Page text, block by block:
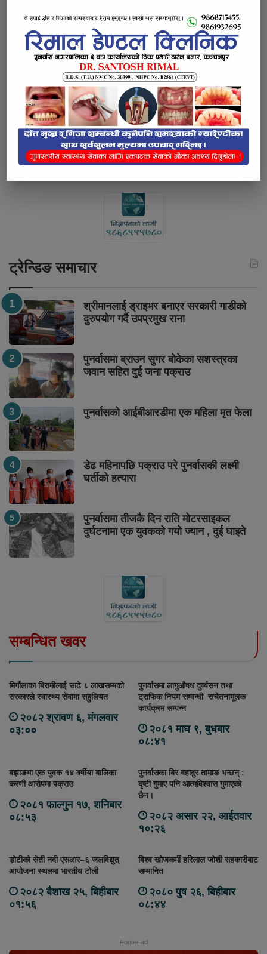
कैलालीमा एकैदिन तीन जना मृत फेला
कैलालीमा एकैदिन तीन जना मृत फेला
ट्याङ्करबाट पेट्रोल चोरी गरी बिक्री गर्ने सात
जना पक्राउ
ट्रेन्डिङ समाचार
श्रीमानलाई ड्राइभर बनाएर सरकारी गाडीको
दुरुपयोग गर्दै उपप्रमुख राना
पुनर्वासमा ब्राउन सुगर बोकेका सशस्त्रका
जवान सहित दुई जना पक्राउ
पुनर्वासको आईबीआरडीमा एक महिला मृत फेला
डेढ महिनापछि पक्राउ परे पुनर्वासकी लक्ष्मी
घर्तीको हत्यारा
पुनर्वासमा तीजकै दिन राति मोटरसाइकल
दुर्घटनामा एक युवकको गयो ज्यान , दुई घाइते
सम्बन्धित खवर
मिर्गौलाका बिरामीलाई साढे ८ लाखसम्मको
सरकारले स्वास्थ्य सेवामा सहुलियत
२०८२ श्रावण ६, मंगलवार
०३:००
पुनर्वासमा लागुऔषध दुर्व्यसन तथा
ट्राफिक नियम सम्वन्धी सचेतनामूलक
कार्यक्रम सम्पन्न
२०८१ माघ ९, बुधबार
०८:४१
बझाङमा एक युवक १४ वर्षीया बालिका
करणी आरोपमा पक्राउ
२०८१ फाल्गुन १७, शनिबार
०८:५३
पुनर्वासका बिर बहादुर तामाङ भन्छन् :
दृष्टी गुमाए पनि आत्मविश्वास गुमाएको
छैन।
२०८२ असार २२, आईतवार
१०:२६
डोटीको सेती नदी एसआर–६ जलविद्युत्
आयोजना स्थलमा भारतीय टोली
२०८२ बैशाख २५, बिहीबार
०१:५६
विश्व खोजकर्मी हरिलाल जोशी सहकारीबाट
सम्मानित
२०८० पुष २६, बिहीबार
०८:४४
Footer ad